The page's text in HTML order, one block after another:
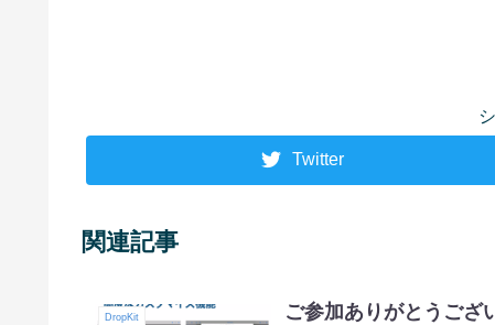
Twitter
関連記事
DropKit ご参加ありがとうご